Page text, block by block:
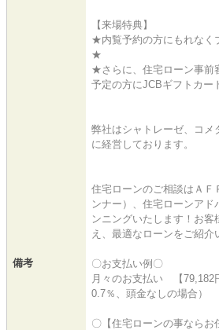
備考
【来場特典】
★内覧予約の方にもれなく
★
★さらに、住宅ローン事前
予定の方にJCBギフトカ
弊社はシャトレーゼ、コメ
に経営しております。
住宅ローンのご相談はＡＦ
ンナー）、住宅ローンアド
ンニングいたします！お客
え、最適なローンをご紹介
〇お支払い例〇
月々のお支払い 【79,182
0.7％、頭金なしの場合）
〇【住宅ローンの事なら